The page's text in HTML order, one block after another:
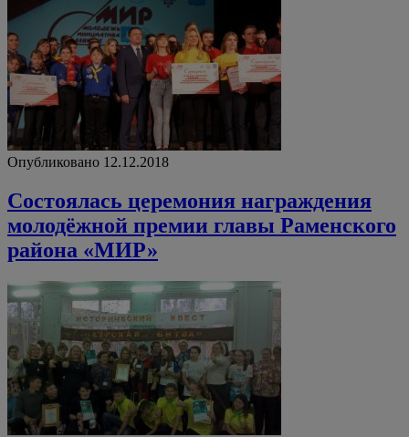
Опубликовано 12.12.2018
Состоялась церемония награждения
молодёжной премии главы Раменского
района «МИР»